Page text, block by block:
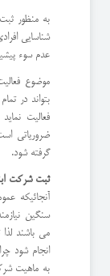
به منظور
شناسایی
عدم سوء
موضوع
بتواند در
فعالیت
ضروریاتی
گرفته شود.
ثبت شرکت
آنجائیکه
سنگین
می باشند
انجام شود
به ماهیت